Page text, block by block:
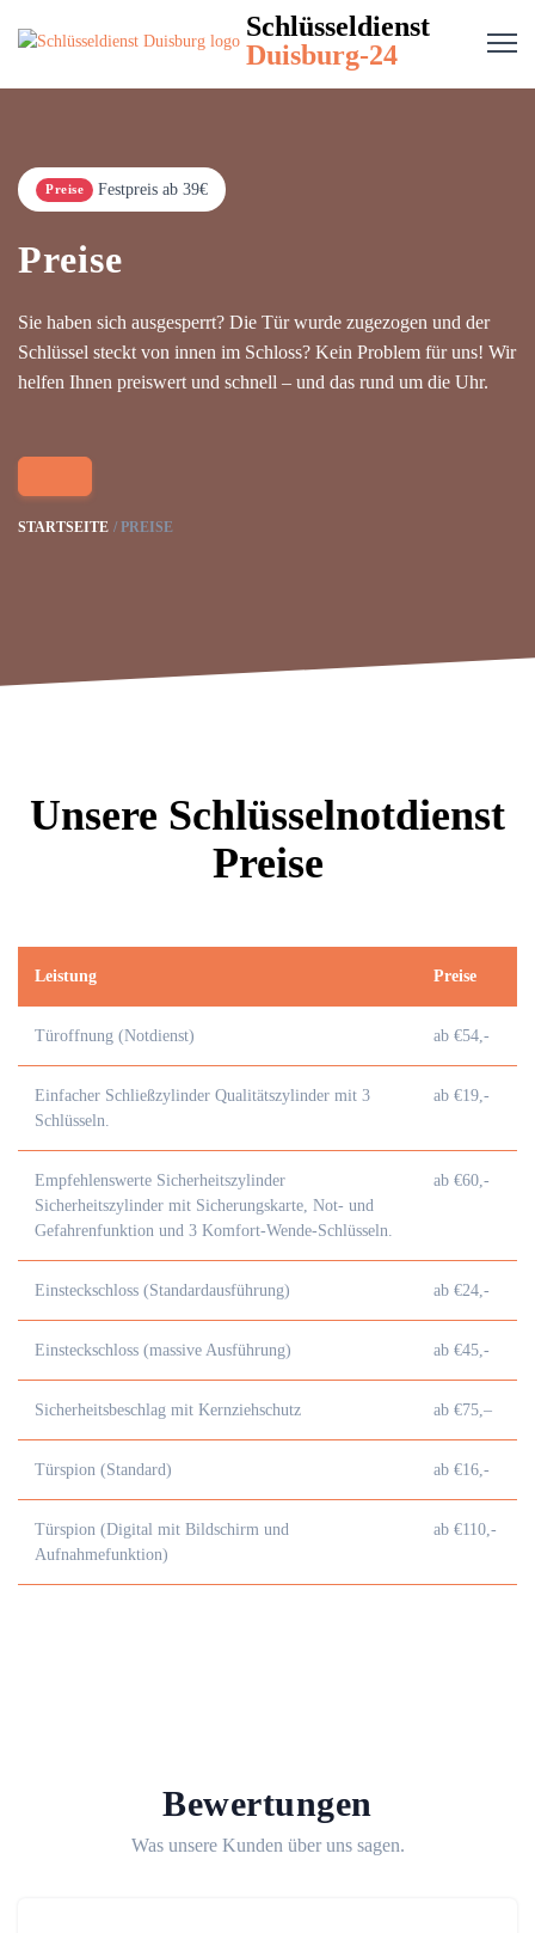
Schlüsseldienst
Duisburg-24
Preise Festpreis ab 39€
Preise
Sie haben sich ausgesperrt? Die Tür wurde zugezogen und der
Schlüssel steckt von innen im Schloss? Kein Problem für uns! Wir
helfen Ihnen preiswert und schnell – und das rund um die Uhr.
STARTSEITE PREISE
Unsere Schlüsselnotdienst
Preise
Leistung Preise
Türoffnung (Notdienst) ab €54,-
Einfacher Schließzylinder Qualitätszylinder mit 3
Schlüsseln.
ab €19,-
Empfehlenswerte Sicherheitszylinder
Sicherheitszylinder mit Sicherungskarte, Not- und
Gefahrenfunktion und 3 Komfort-Wende-Schlüsseln.
ab €60,-
Einsteckschloss (Standardausführung) ab €24,-
Einsteckschloss (massive Ausführung) ab €45,-
Sicherheitsbeschlag mit Kernziehschutz ab €75,–
Türspion (Standard) ab €16,-
Türspion (Digital mit Bildschirm und
Aufnahmefunktion)
ab €110,-
Bewertungen
Was unsere Kunden über uns sagen.